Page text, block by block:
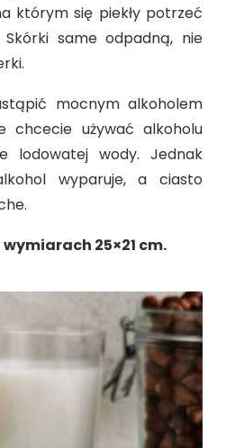
którym się piekły potrzeć
same odpadną, nie
mocnym alkoholem
chcecie używać alkoholu
lodowatej wody. Jednak
wyparuje, a ciasto
25×21 cm.